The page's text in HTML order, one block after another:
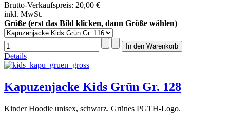
Brutto-Verkaufspreis: 20,00 €
inkl. MwSt.
Größe (erst das Bild klicken, dann Größe wählen)
Details
Kapuzenjacke Kids Grün Gr. 128
Kinder Hoodie unisex, schwarz. Grünes PGTH-Logo.